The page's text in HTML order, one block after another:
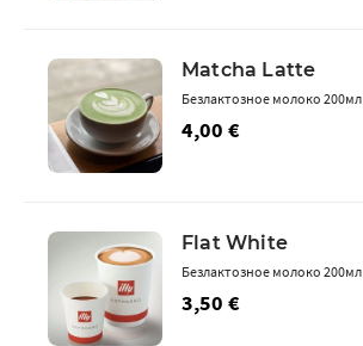
Matcha Latte
4,00 €
Безлактозное молоко 200мл
Flat White
3,50 €
Безлактозное молоко 200мл